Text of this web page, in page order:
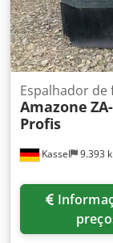
Kassel 9.393
Espalhador
Amazone
Profis